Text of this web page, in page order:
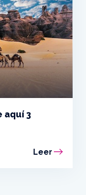
aquí 3
Leer